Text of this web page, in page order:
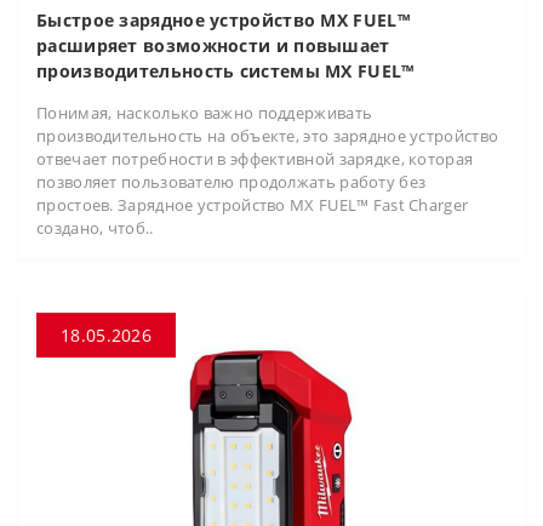
Быстрое зарядное устройство MX FUEL™
расширяет возможности и повышает
производительность системы MX FUEL™
Понимая, насколько важно поддерживать
производительность на объекте, это зарядное устройство
отвечает потребности в эффективной зарядке, которая
позволяет пользователю продолжать работу без
простоев. Зарядное устройство MX FUEL™ Fast Charger
создано, чтоб..
18.05.2026